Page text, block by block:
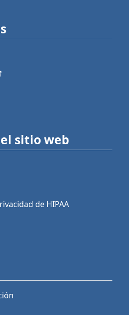
sitio web
de HIPAA